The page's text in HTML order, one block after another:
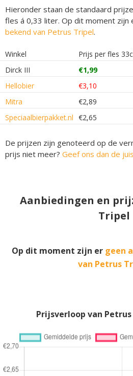
Hieronder staan de standaard
fles á 0,33 liter. Op dit moment zijn
bekend van Petrus Tripel.
Winkel Prijs per fles
Dirck III
€1,99
Hellobier
€3,10
Mitra
€2,89
Speciaalbierpakket.nl €2,65
De prijzen zijn genoteerd op de
prijs niet meer? Geef ons dan de
Aanbiedingen en
Tripel
Op dit moment zijn er geen
van Petrus
Prijsverloop van